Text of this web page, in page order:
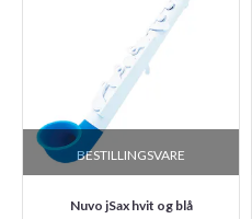
BESTILLINGSVARE
Nuvo jSax hvit og blå